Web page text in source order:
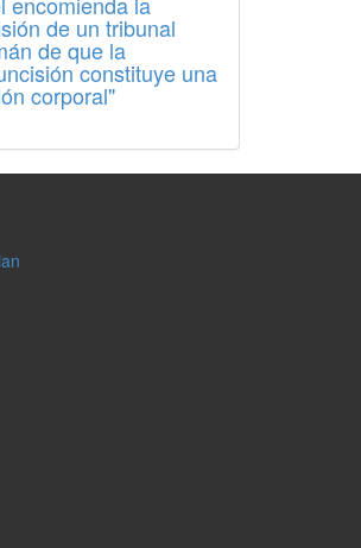
de un tribunal
de que la
constituye una
corporal"